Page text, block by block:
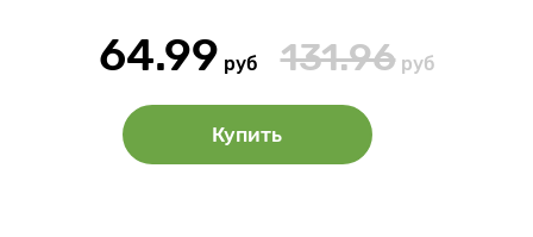
64.99 руб 131.96 руб
Купить